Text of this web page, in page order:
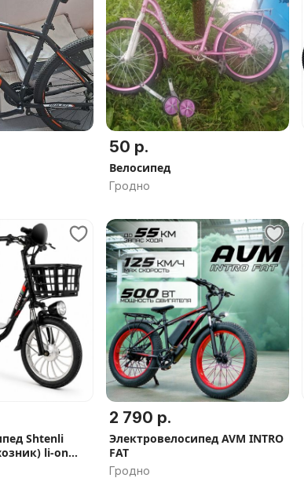
50 р.
Велосипед
Гродно
Shtenli
li-on
В наличии,
2 790 р.
Электровелосипед AVM INTRO
FAT
Гродно